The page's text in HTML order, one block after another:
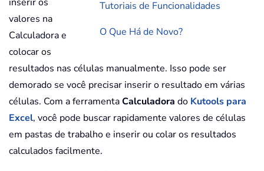
Tutoriais de Funcionalidades
O Que Há de Novo?
valores na
Calculadora e
colocar os
resultados nas células manualmente. Isso pode ser
demorado se você precisar inserir o resultado em várias
células. Com a ferramentaCalculadora do Kutools para
Excel, você pode buscar rapidamente valores de células
em pastas de trabalho e inserir ou colar os resultados
calculados facilmente.